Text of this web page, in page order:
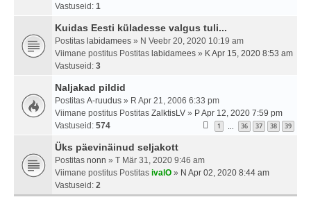
Vastuseid: 1
Kuidas Eesti küladesse valgus tuli...
Postitas labidamees » N Veebr 20, 2020 10:19 am
Viimane postitus Postitas labidamees » K Apr 15, 2020 8:53 am
Vastuseid: 3
Naljakad pildid
Postitas A-ruudus » R Apr 21, 2006 6:33 pm
Viimane postitus Postitas ZalktisLV » P Apr 12, 2020 7:59 pm
Vastuseid: 574 1 36 37 38 39
Üks päevinäinud seljakott
Postitas nonn » T Mär 31, 2020 9:46 am
Viimane postitus Postitas ivalO » N Apr 02, 2020 8:44 am
Vastuseid: 2